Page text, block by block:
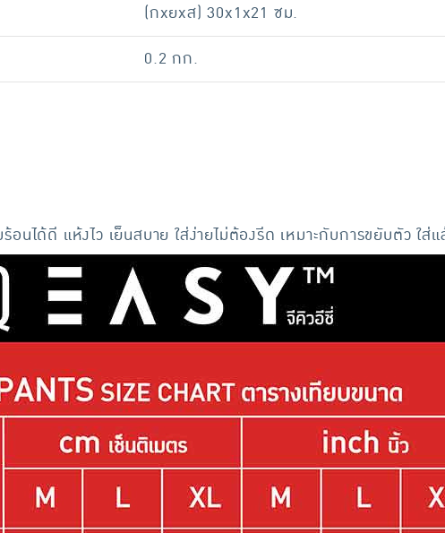
(กxยxส) 30x1x21 ซม.
0.2 กก.
อนได้ดี แห้งไว เย็นสบาย ใส่ง่ายไม่ต้องรีด เหมาะกับการขยับตัว ใส่